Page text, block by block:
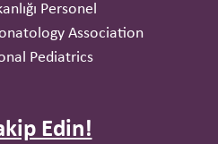
Personel
Association
Pediatrics
Edin!